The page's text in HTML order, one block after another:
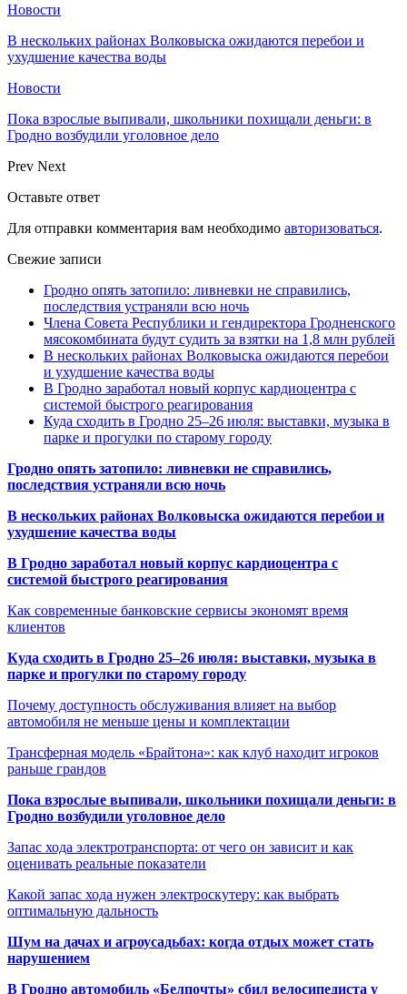
Новости
В нескольких районах Волковыска ожидаются перебои и
ухудшение качества воды
Новости
Пока взрослые выпивали, школьники похищали деньги: в
Гродно возбудили уголовное дело
Prev Next
Оставьте ответ
Для отправки комментария вам необходимо авторизоваться.
Свежие записи
Гродно опять затопило: ливневки не справились,
последствия устраняли всю ночь
Члена Совета Республики и гендиректора Гродненского
мясокомбината будут судить за взятки на 1,8 млн рублей
В нескольких районах Волковыска ожидаются перебои
и ухудшение качества воды
В Гродно заработал новый корпус кардиоцентра с
системой быстрого реагирования
Куда сходить в Гродно 25–26 июля: выставки, музыка в
парке и прогулки по старому городу
Гродно опять затопило: ливневки не справились,
последствия устраняли всю ночь
В нескольких районах Волковыска ожидаются перебои и
ухудшение качества воды
В Гродно заработал новый корпус кардиоцентра с
системой быстрого реагирования
Как современные банковские сервисы экономят время
клиентов
Куда сходить в Гродно 25–26 июля: выставки, музыка в
парке и прогулки по старому городу
Почему доступность обслуживания влияет на выбор
автомобиля не меньше цены и комплектации
Трансферная модель «Брайтона»: как клуб находит игроков
раньше грандов
Пока взрослые выпивали, школьники похищали деньги: в
Гродно возбудили уголовное дело
Запас хода электротранспорта: от чего он зависит и как
оценивать реальные показатели
Какой запас хода нужен электроскутеру: как выбрать
оптимальную дальность
Шум на дачах и агроусадьбах: когда отдых может стать
нарушением
В Гродно автомобиль «Белпочты» сбил велосипедиста у